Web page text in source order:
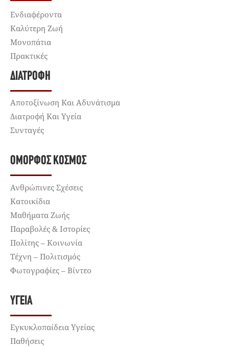
Ενδιαφέροντα
Καλύτερη Ζωή
Μονοπάτια
Πρακτικές
ΔΙΑΤΡΟΦΉ
Αποτοξίνωση Και Αδυνάτισμα
Διατροφή Και Υγεία
Συνταγές
ΌΜΟΡΦΟΣ ΚΌΣΜΟΣ
Ανθρώπινες Σχέσεις
Κατοικίδια
Μαθήματα Ζωής
Παραβολές & Ιστορίες
Πολίτης – Κοινωνία
Τέχνη – Πολιτισμός
Φωτογραφίες – Βίντεο
ΥΓΕΊΑ
Εγκυκλοπαίδεια Υγείας
Παθήσεις